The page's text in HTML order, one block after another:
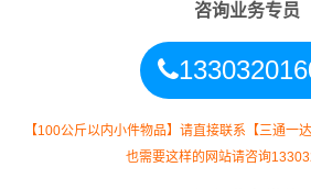
716公
米平
10.5元 716
咨询业务专员
【100公斤以内小件物品】请直接联系【三通一
也需要这样的网站请咨询